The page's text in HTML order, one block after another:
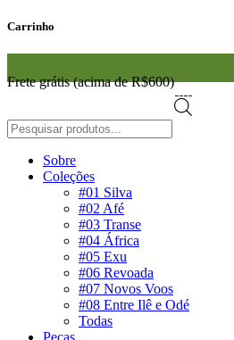
Carrinho
Frete grátis (acima de R$600)
produtos
Sobre
Coleções
#01 Silva
#02 Afé
#03 Transe
#04 África
#05 Exu
#06 Revoada
#07 Novos Voos
#08 Entre Ilê e Odé
Todas